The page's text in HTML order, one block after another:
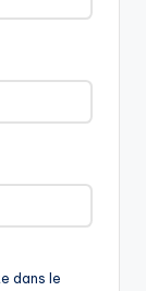
dans le